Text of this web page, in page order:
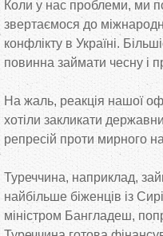
Коли у нас проблеми, ми
звертаємося до
конфлікту в Україні.
повинна займати чесну і
На жаль, реакція нашої
хотіли закликати
репресій проти мирного
Туреччина, наприклад,
найбільше біженців із
міністром Бангладеш,